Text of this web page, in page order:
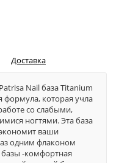
Доставка
Nail база Titanium
формула, которая учла
со слабыми,
ногтями. Эта база
ваши
одним флаконом
базы -комфортная